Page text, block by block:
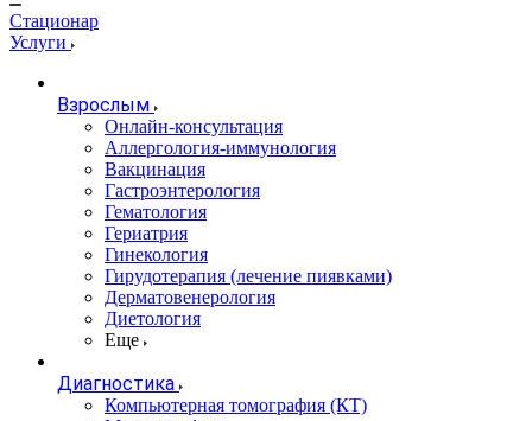
Стационар
Услуги
Взрослым
Онлайн-консультация
Аллергология-иммунология
Вакцинация
Гастроэнтерология
Гематология
Гериатрия
Гинекология
Гирудотерапия (лечение пиявками)
Дерматовенерология
Диетология
Еще
Диагностика
Компьютерная томография (КТ)